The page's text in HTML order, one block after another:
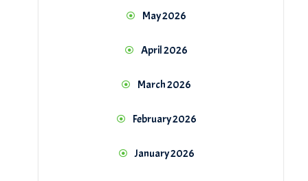
May 2026
April 2026
March 2026
February 2026
January 2026